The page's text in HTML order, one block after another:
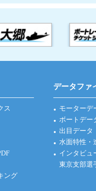
ス
ング
データファ
モーターデ
ボートデー
出目データ
水面特性・
インタビュ
東京支部選